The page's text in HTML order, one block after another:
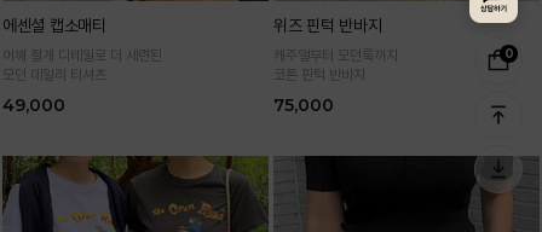
0
에센셜 캡소매티
어깨 절개 디테일로 더 세련된
모던 데일리 티셔츠
49,000
위즈 핀턱 반바지
캐주얼부터 모던룩까지
코튼 핀턱 반바지
75,000